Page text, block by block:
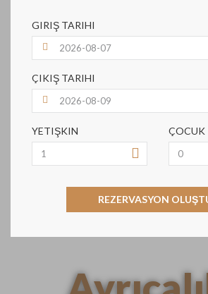
GIRIŞ TARIHI
ÇIKIŞ TARIHI
YETIŞKIN ÇOCUK
REZERVASYON